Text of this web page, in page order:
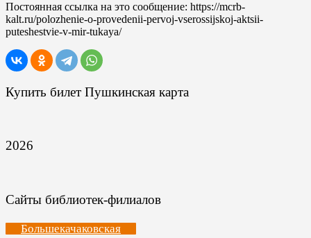
Постоянная ссылка на это сообщение: https://mcrb-
kalt.ru/polozhenie-o-provedenii-pervoj-vserossijskoj-aktsii-
puteshestvie-v-mir-tukaya/
Купить билет Пушкинская карта
2026
Сайты библиотек-филиалов
Большекачаковская